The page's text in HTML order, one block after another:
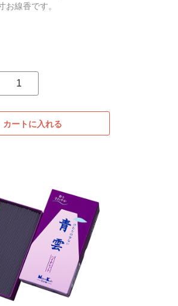
お線香です。
カートに入れる